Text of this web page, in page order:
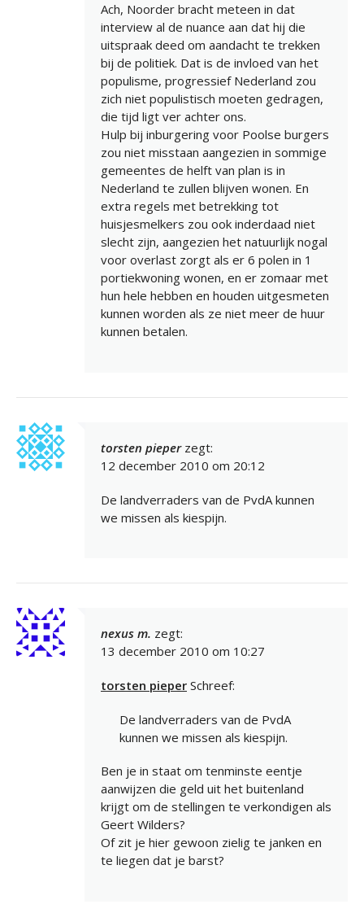
Ach, Noorder bracht meteen in dat
interview al de nuance aan dat hij die
uitspraak deed om aandacht te trekken
bij de politiek. Dat is de invloed van het
populisme, progressief Nederland zou
zich niet populistisch moeten gedragen,
die tijd ligt ver achter ons.
Hulp bij inburgering voor Poolse burgers
zou niet misstaan aangezien in sommige
gemeentes de helft van plan is in
Nederland te zullen blijven wonen. En
extra regels met betrekking tot
huisjesmelkers zou ook inderdaad niet
slecht zijn, aangezien het natuurlijk nogal
voor overlast zorgt als er 6 polen in 1
portiekwoning wonen, en er zomaar met
hun hele hebben en houden uitgesmeten
kunnen worden als ze niet meer de huur
kunnen betalen.
torsten pieper zegt:
12 december 2010 om 20:12
De landverraders van de PvdA kunnen
we missen als kiespijn.
nexus m. zegt:
13 december 2010 om 10:27
torsten pieper Schreef:
De landverraders van de PvdA
kunnen we missen als kiespijn.
Ben je in staat om tenminste eentje
aanwijzen die geld uit het buitenland
krijgt om de stellingen te verkondigen als
Geert Wilders?
Of zit je hier gewoon zielig te janken en
te liegen dat je barst?